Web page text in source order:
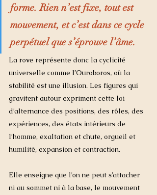
forme. Rien n’est fixe, tout est
mouvement, et c’est dans ce cycle
perpétuel que s’éprouve l’âme.
La rove représente donc la cyclicité
universelle comme l’Ouroboros, où la
stabilité est une illusion. Les figures qui
gravitent autour expriment cette loi
d’alternance des positions, des rôles, des
expériences, des états intérieurs de
l’homme, exaltation et chute, orgueil et
humilité, expansion et contraction.
Elle enseigne que l’on ne peut s’attacher
ni au sommet ni à la base, le mouvement